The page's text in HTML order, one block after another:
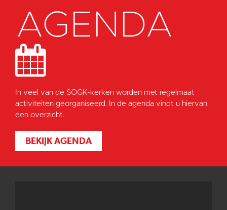
AGENDA
In veel van de SOGK-kerken worden met regelmaat
activiteiten georganiseerd. In de agenda vindt u hiervan
een overzicht.
BEKIJK AGENDA